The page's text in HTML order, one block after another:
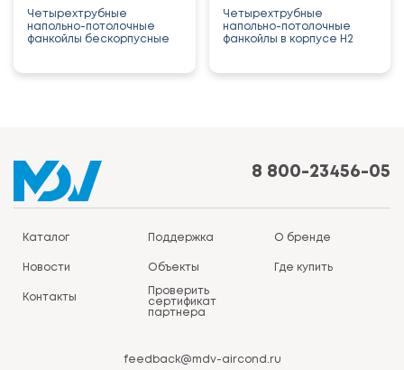
Четырехтрубные
напольно-потолочные
фанкойлы бескорпусные
Четырехтрубные
напольно-потолочные
фанкойлы в корпусе H2
8 800-23456-05
Каталог Поддержка О бренде
Новости Объекты Где купить
Контакты
Проверить
сертификат
партнера
feedback@mdv-aircond.ru